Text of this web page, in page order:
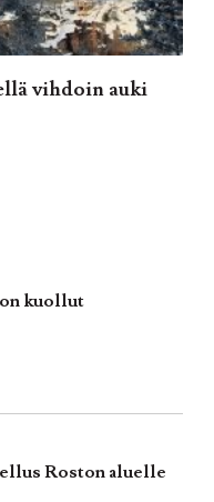
vihdoin auki
kuollut
Roston aluelle